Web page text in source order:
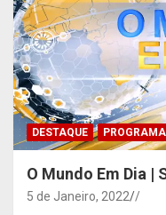
DESTAQUE PROGRAMA
O Mundo Em Dia |
5 de Janeiro, 2022 /